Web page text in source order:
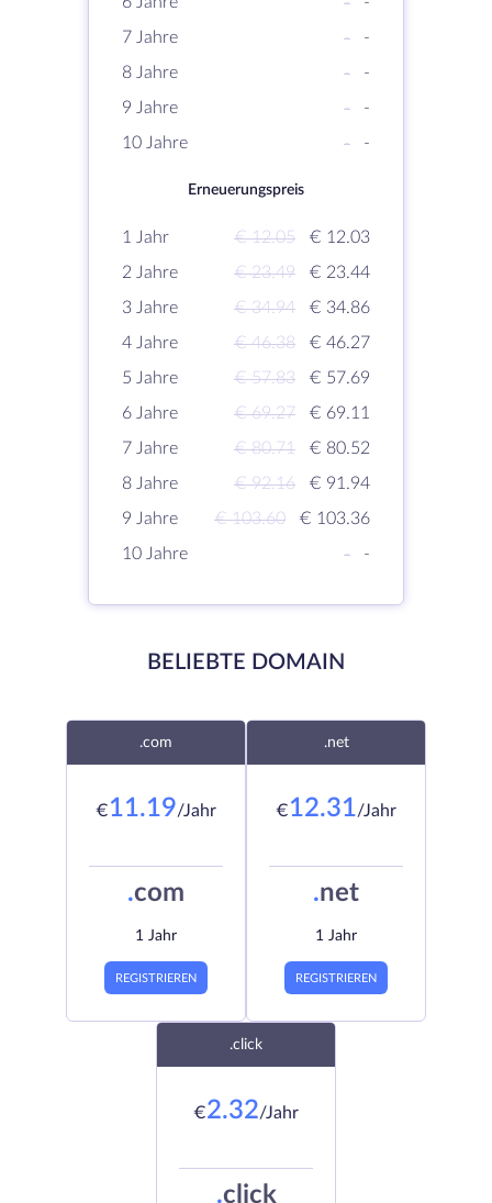
7 Jahre
-
-
8 Jahre
-
-
9 Jahre
-
-
10 Jahre
- -
Erneuerungspreis
1 Jahr € 12.05
€ 12.03
2 Jahre
€ 23.49
€ 23.44
3 Jahre
€ 34.94
€ 34.86
4 Jahre
€ 46.38
€ 46.27
5 Jahre
€ 57.83
€ 57.69
6 Jahre
€ 69.27
€ 69.11
7 Jahre
€ 80.71
€ 80.52
8 Jahre
€ 92.16
€ 91.94
9 Jahre
€ 103.60
€ 103.36
10 Jahre
- -
BELIEBTE DOMAIN
.com
€11.19/Jahr
.com
1 Jahr
REGISTRIEREN
.net
€12.31/Jahr
.net
1 Jahr
REGISTRIEREN
.click
€2.32/Jahr
.click